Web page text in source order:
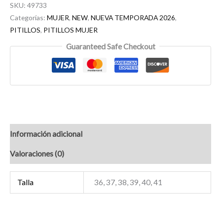
SKU: 49733
Categorías: MUJER, NEW, NUEVA TEMPORADA 2026,
PITILLOS, PITILLOS MUJER
Guaranteed Safe Checkout
Información adicional
Valoraciones (0)
Talla 36, 37, 38, 39, 40, 41